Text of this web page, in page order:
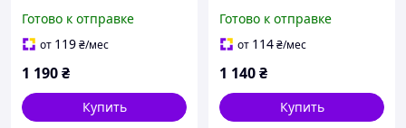
Готово к отправке
от 119₴/мес
1 190₴
Купить
Готово к отправке
от 114₴/мес
1 140₴
Купить